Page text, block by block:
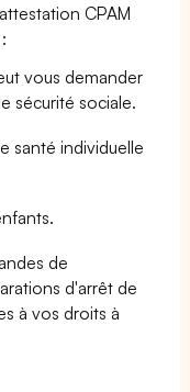
CPAM
vous demander
sécurité sociale.
santé individuelle
de
d'arrêt de
à vos droits à